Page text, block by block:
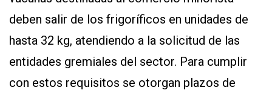
deben salir de los frigoríficos en unidades de
hasta 32 kg, atendiendo a la solicitud de las
entidades gremiales del sector. Para cumplir
con estos requisitos se otorgan plazos de